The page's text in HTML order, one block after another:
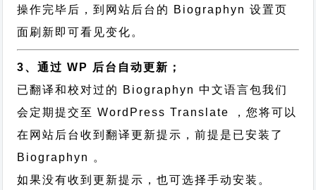
操作完毕后，到网站后台的 Biographyn 设置页
面刷新即可看见变化。
3、通过 WP 后台自动更新；
已翻译和校对过的 Biographyn 中文语言包我们
会定期提交至 WordPress Translate ，您将可以
在网站后台收到翻译更新提示，前提是已安装了
Biographyn 。
如果没有收到更新提示，也可选择手动安装。